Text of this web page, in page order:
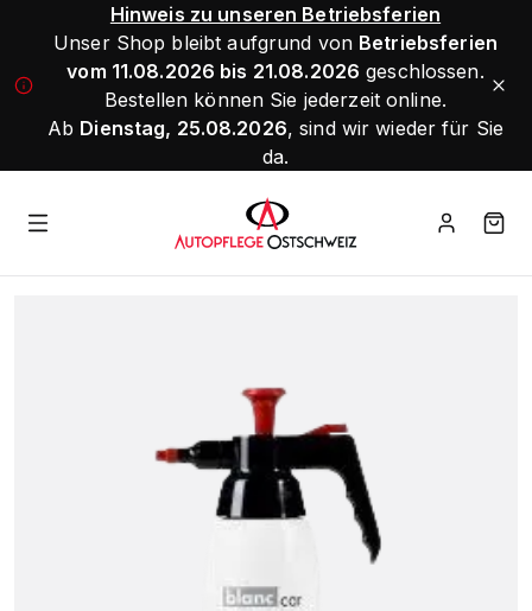
Hinweis zu unseren Betriebsferien
Unser Shop bleibt aufgrund von Betriebsferien
vom 11.08.2026 bis 21.08.2026 geschlossen.
Bestellen können Sie jederzeit online.
Ab Dienstag, 25.08.2026, sind wir wieder für Sie
da.